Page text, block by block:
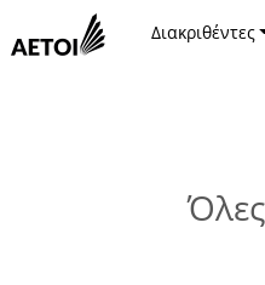
Διακριθέντες